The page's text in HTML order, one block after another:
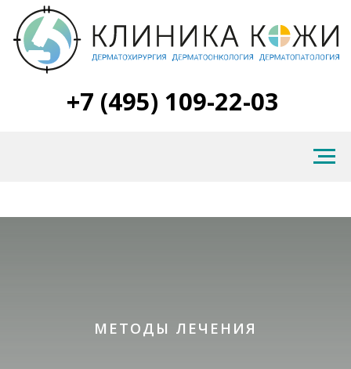
+7 (495) 109-22-03
МЕТОДЫ ЛЕЧЕНИЯ